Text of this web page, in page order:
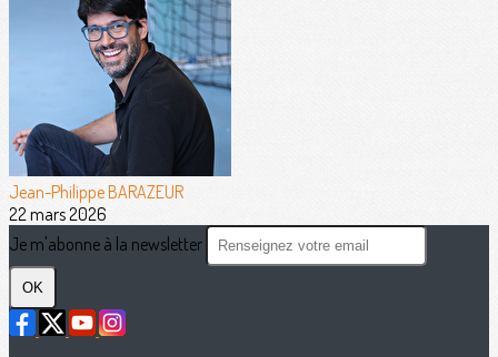
Jean-Philippe BARAZEUR
22 mars 2026
Je m'abonne à la newsletter
OK